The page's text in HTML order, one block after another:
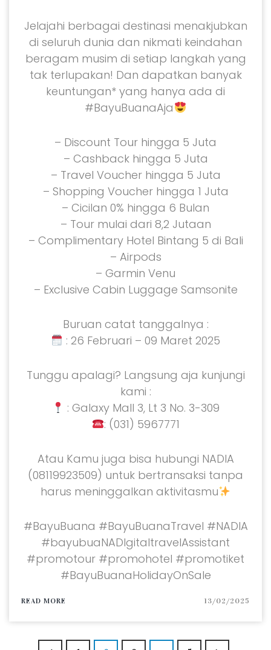
Jelajahi berbagai destinasi menakjubkan
di seluruh dunia dan nikmati keindahan
beragam musim di setiap langkah yang
tak terlupakan! Dan dapatkan banyak
keuntungan* yang hanya ada di
#BayuBuanaAja
– Discount Tour hingga 5 Juta
– Cashback hingga 5 Juta
– Travel Voucher hingga 5 Juta
– Shopping Voucher hingga 1 Juta
– Cicilan 0% hingga 6 Bulan
– Tour mulai dari 8,2 Jutaan
– Complimentary Hotel Bintang 5 di Bali
– Airpods
– Garmin Venu
– Exclusive Cabin Luggage Samsonite
Buruan catat tanggalnya :
: 26 Februari – 09 Maret 2025
Tunggu apalagi? Langsung aja kunjungi
kami :
: Galaxy Mall 3, Lt 3 No. 3-309
: (031) 5967771
Atau Kamu juga bisa hubungi NADIA
(08119923509) untuk bertransaksi tanpa
harus meninggalkan aktivitasmu
#BayuBuana #BayuBuanaTravel #NADIA
#bayubuaNADIgitaltravelAssistant
#promotour #promohotel #promotiket
#BayuBuanaHolidayOnSale
READ MORE 13/02/2025